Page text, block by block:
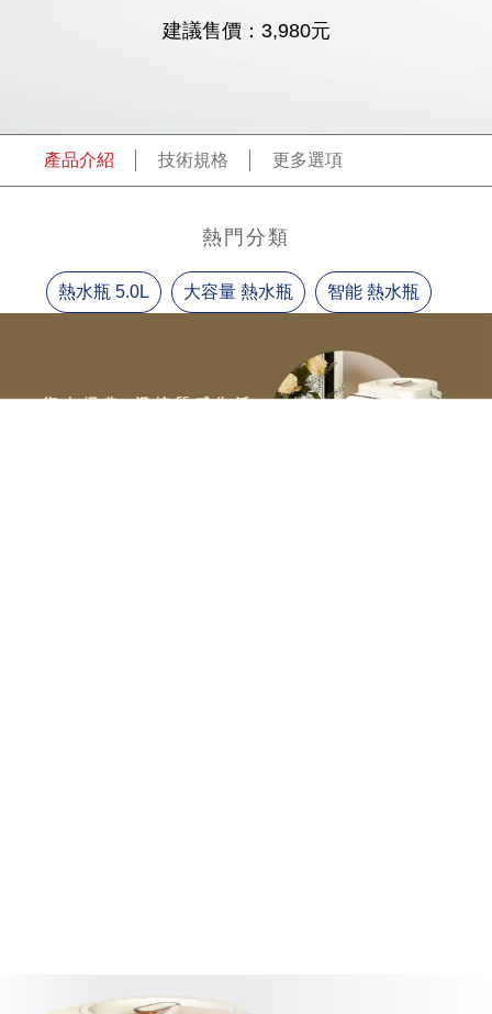
建議售價： 3,980元
產品介紹 技術規格 更多選項
熱門分類
大容量 熱水瓶 熱水瓶 5.0L 智能 熱水瓶